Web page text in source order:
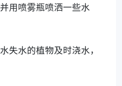
用喷雾瓶喷洒一些水
失水的植物及时浇水，